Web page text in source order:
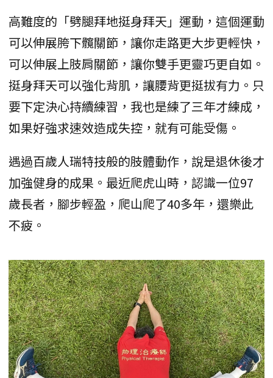
高難度的「劈腿拜地挺身拜天」運動，這個運動
可以伸展胯下髖關節，讓你走路更大步更輕快，
可以伸展上肢肩關節，讓你雙手更靈巧更自如。
挺身拜天可以強化背肌，讓腰背更挺拔有力。只
要下定決心持續練習，我也是練了三年才練成，
如果好強求速效造成失控，就有可能受傷。
遇過百歲人瑞特技般的肢體動作，說是退休後才
加強健身的成果。最近爬虎山時，認識一位97
歲長者，腳步輕盈，爬山爬了40多年，還樂此
不疲。